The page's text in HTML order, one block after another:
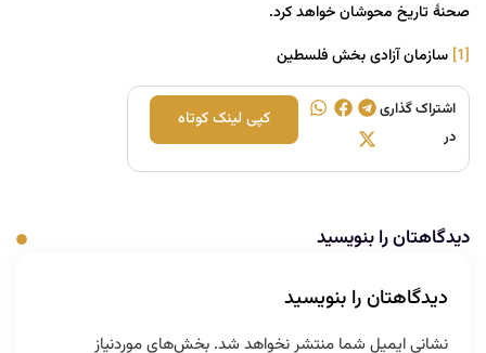
صحنۀ تاریخ محوشان خواهد کرد.
[1]
سازمان آزادی بخش فلسطین
اشتراک گذاری
در
کپی لینک کوتاه
دیدگاهتان را بنویسید
دیدگاهتان را بنویسید
نشانی ایمیل شما منتشر نخواهد شد. بخش‌های موردنیاز